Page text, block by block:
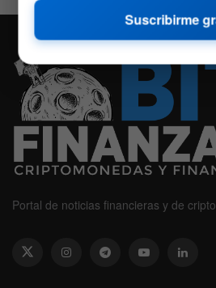
Portal de noticias financieras y de
Suscribirme